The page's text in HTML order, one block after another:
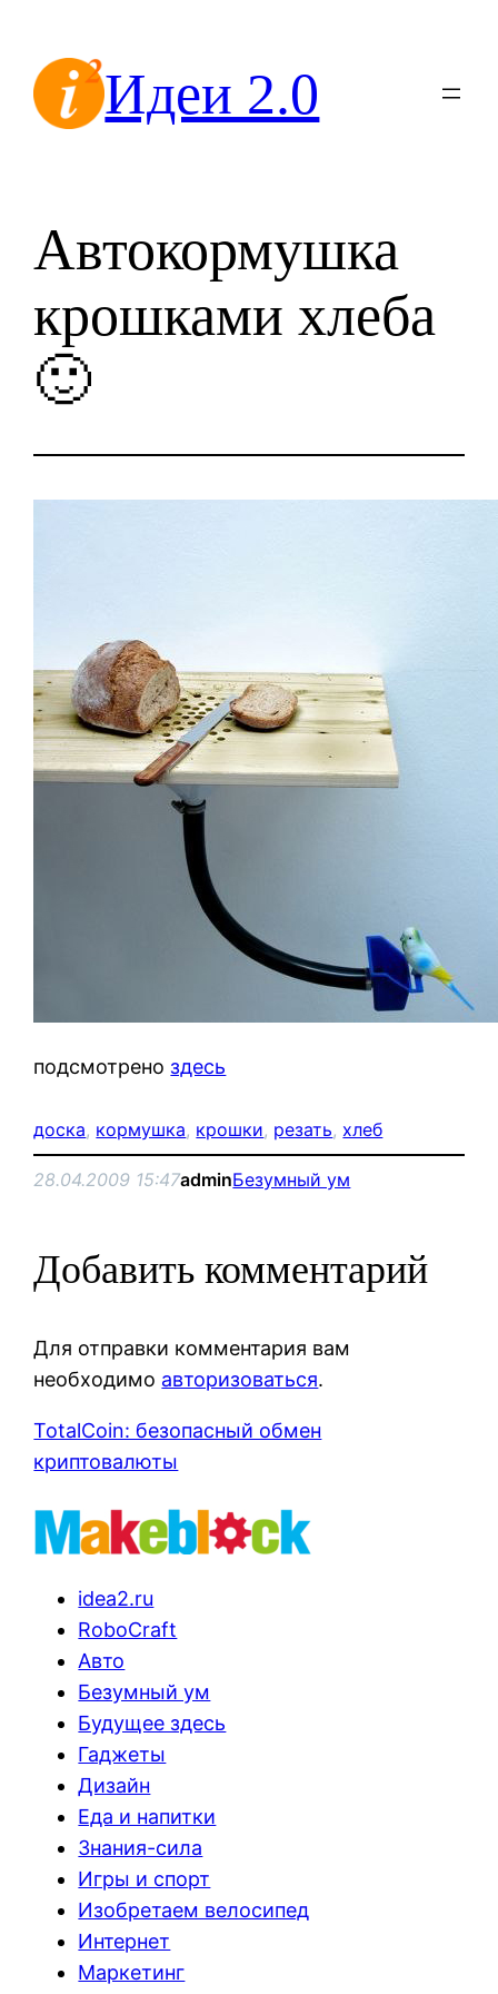
содержимомуИдеи 2.0
Автокормушка
крошками хлеба
🙂
подсмотрено здесь
доска, кормушка, крошки, резать, хлеб
28.04.2009 15:47adminБезумный ум
Добавить комментарий
Для отправки комментария вам
необходимо авторизоваться.
TotalCoin: безопасный обмен
криптовалюты
idea2.ru
RoboCraft
Авто
Безумный ум
Будущее здесь
Гаджеты
Дизайн
Еда и напитки
Знания-сила
Игры и спорт
Изобретаем велосипед
Интернет
Маркетинг